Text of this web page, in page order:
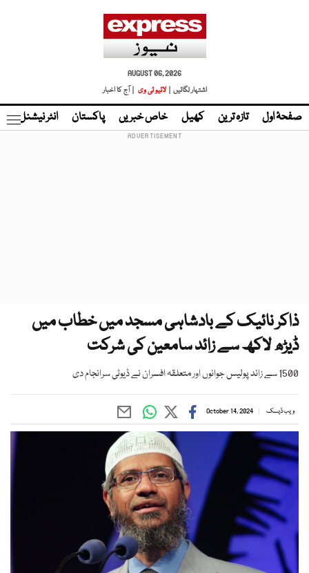
AUGUST 06, 2026
اشتہار لگائیں |
لائیو ٹی وی | آج کا اخبار
صفحۂ اول تازہ ترین کھیل خاص خبریں پاکستان انٹر نیشنل
ذاکر نائیک کے بادشاہی مسجد میں خطاب میں
ڈیڑھ لاکھ سے زائد سامعین کی شرکت
1500 سے زائد پولیس جوانوں اور متعلقہ افسران نے ڈیوٹی سرانجام دی
ویب ڈیسک October 14, 2024